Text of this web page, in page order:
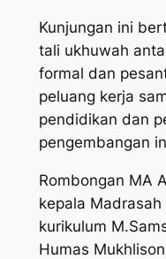
Kunjungan ini
tali ukhuwah
formal dan
peluang kerja
pendidikan dan
pengembangan
Rombongan MA
kepala
kurikulum
Humas